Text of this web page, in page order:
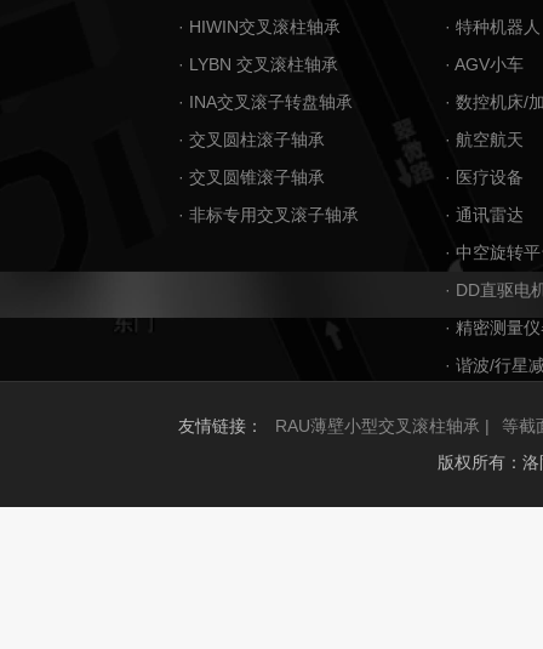
· HIWIN交叉滚柱轴承
· LYBN 交叉滚柱轴承
· INA交叉滚子转盘轴承
· 交叉圆柱滚子轴承
· 交叉圆锥滚子轴承
· 非标专用交叉滚子轴承
· 特种机器人
· AGV小车
· 数控机床/
· 航空航天
· 医疗设备
· 通讯雷达
· 中空旋转
· DD直驱电
· 精密测量
· 谐波/行星
友情链接： RAU薄壁小型交叉滚柱轴承 |
等截
版权所有：